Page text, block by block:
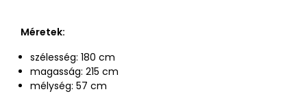
Méretek:
szélesség: 180 cm
magasság: 215 cm
mélység: 57 cm